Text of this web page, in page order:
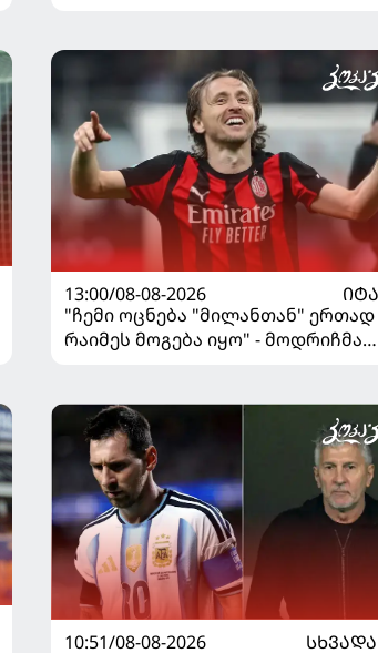
13:00/08-08-2026
"ჩემი ოცნება "მილანთან" ერთად
რაიმეს მოგება იყო" - მოდრიჩმა
10:51/08-08-2026